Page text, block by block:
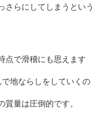
さらにしてしまうという
点で滑稽にも思えます
地ならしをしていくの
質量は圧倒的です。